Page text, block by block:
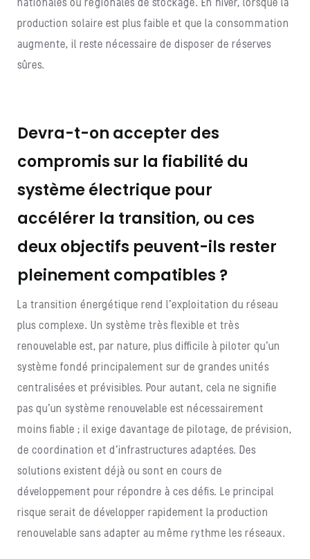
nationales ou régionales de stockage. En hiver, lorsque la
production solaire est plus faible et que la consommation
augmente, il reste nécessaire de disposer de réserves
sûres.
Devra-t-on accepter des
compromis sur la fiabilité du
système électrique pour
accélérer la transition, ou ces
deux objectifs peuvent-ils rester
pleinement compatibles ?
La transition énergétique rend l’exploitation du réseau
plus complexe. Un système très flexible et très
renouvelable est, par nature, plus difficile à piloter qu’un
système fondé principalement sur de grandes unités
centralisées et prévisibles. Pour autant, cela ne signifie
pas qu’un système renouvelable est nécessairement
moins fiable ; il exige davantage de pilotage, de prévision,
de coordination et d’infrastructures adaptées. Des
solutions existent déjà ou sont en cours de
développement pour répondre à ces défis. Le principal
risque serait de développer rapidement la production
renouvelable sans adapter au même rythme les réseaux.